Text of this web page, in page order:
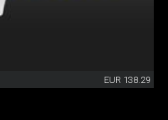
EUR 138.29